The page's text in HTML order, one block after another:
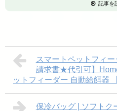
記事を
スマートペットフィ
請求書★代引可】
ットフィーダー 自動給餌器
保冷バッグ | ソフトク